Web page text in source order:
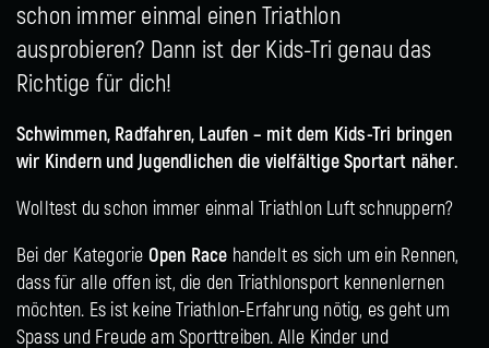
schon immer einmal einen Triathlon
ausprobieren? Dann ist der Kids-Tri genau das
Richtige für dich!
Schwimmen, Radfahren, Laufen – mit dem Kids-Tri bringen
wir Kindern und Jugendlichen die vielfältige Sportart näher.
Wolltest du schon immer einmal Triathlon Luft schnuppern?
Bei der Kategorie Open Race handelt es sich um ein Rennen,
dass für alle offen ist, die den Triathlonsport kennenlernen
möchten. Es ist keine Triathlon-Erfahrung nötig, es geht um
Spass und Freude am Sporttreiben. Alle Kinder und